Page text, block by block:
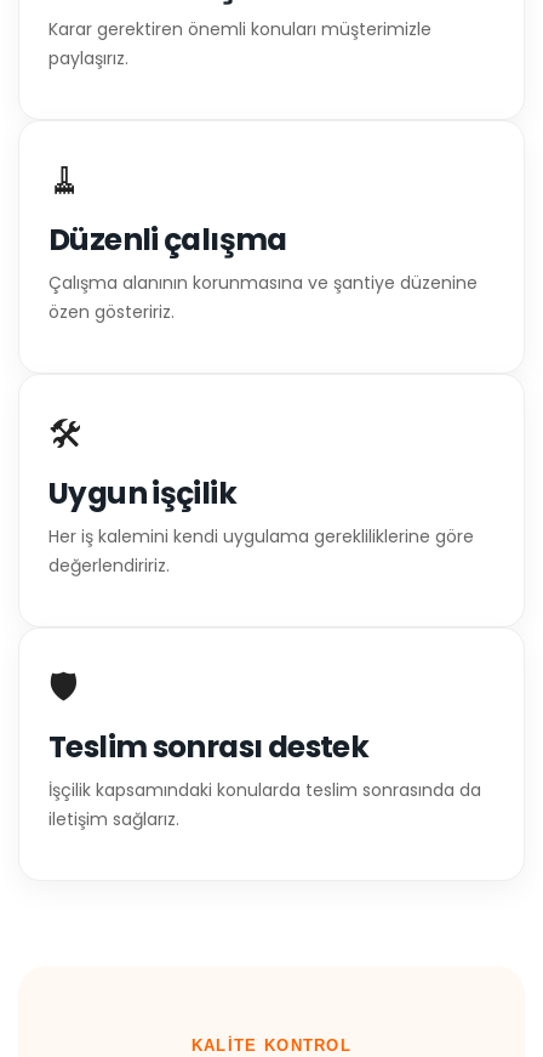
Karar gerektiren önemli konuları müşterimizle
paylaşırız.
🧹
Düzenli çalışma
Çalışma alanının korunmasına ve şantiye düzenine
özen gösteririz.
🛠️
Uygun işçilik
Her iş kalemini kendi uygulama gerekliliklerine göre
değerlendiririz.
🛡️
Teslim sonrası destek
İşçilik kapsamındaki konularda teslim sonrasında da
iletişim sağlarız.
KALITE KONTROL